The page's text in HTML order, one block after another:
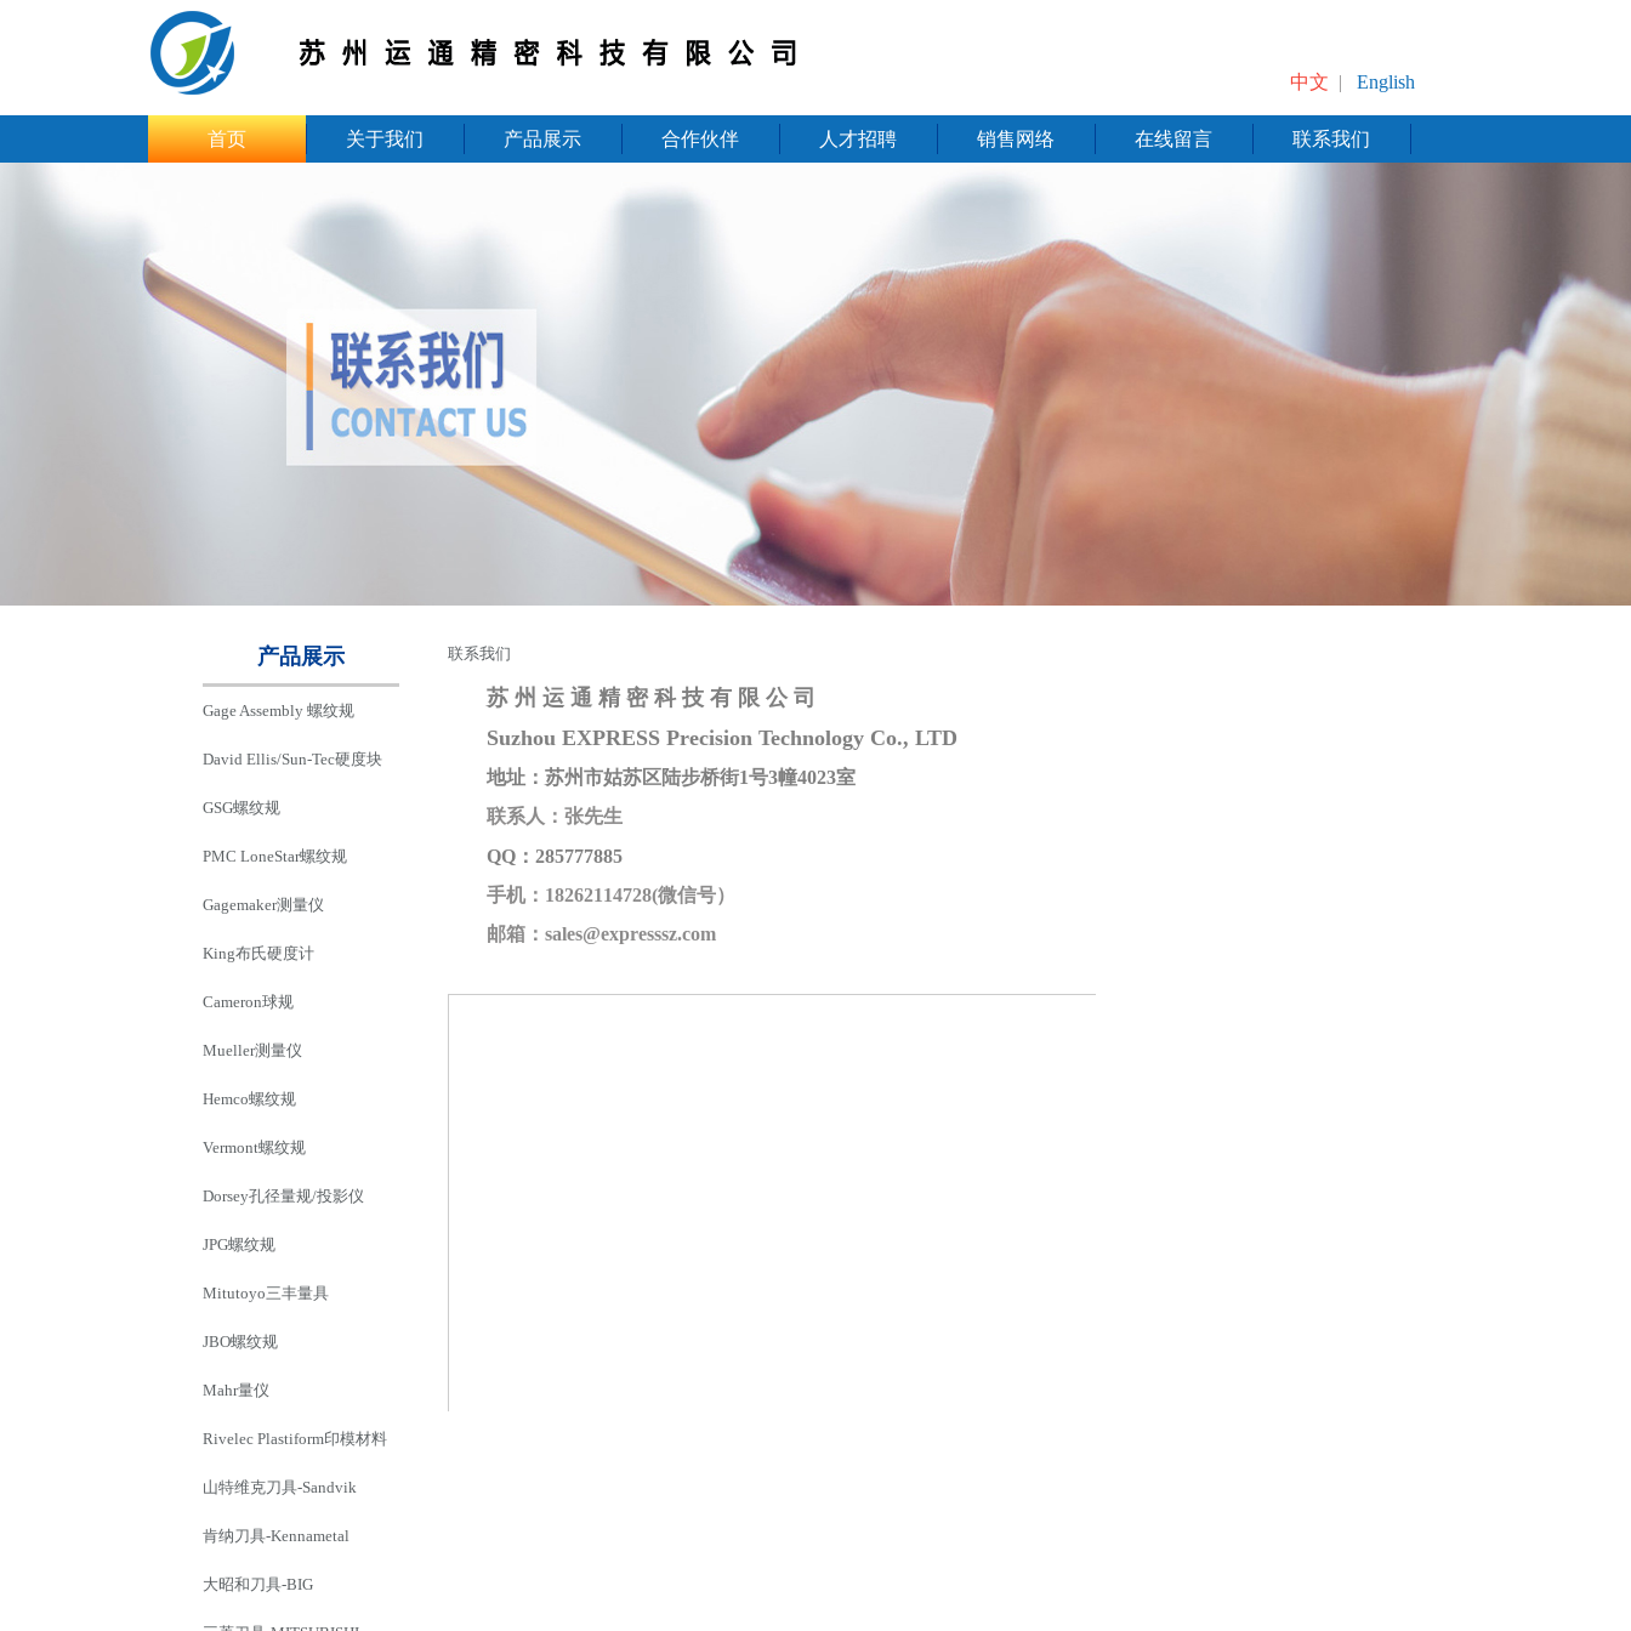
中文 | English
首页 关于我们 产品展示 合作伙伴 人才招聘 销售网络 在线留言 联系我们
产品展示
Gage Assembly 螺纹规
David Ellis/Sun-Tec硬度块
GSG螺纹规
PMC LoneStar螺纹规
Gagemaker测量仪
King布氏硬度计
Cameron球规
Mueller测量仪
Hemco螺纹规
Vermont螺纹规
Dorsey孔径量规/投影仪
JPG螺纹规
Mitutoyo三丰量具
JBO螺纹规
Mahr量仪
Rivelec Plastiform印模材料
山特维克刀具-Sandvik
肯纳刀具-Kennametal
大昭和刀具-BIG
联系我们
苏 州 运 通 精 密 科 技 有 限 公 司
Suzhou EXPRESS Precision Technology Co., LTD
地址：苏州市姑苏区陆步桥街1号3幢4023室
联系人：张先生
QQ： 285777885
手机：18262114728(微信号）
邮箱：sales@expresssz.com